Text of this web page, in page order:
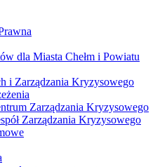
dla Miasta Chełm i Powiatu
i Zarządzania Kryzysowego
Zarządzania Kryzysowego
Zarządzania Kryzysowego